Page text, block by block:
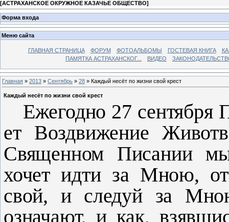
[АСТРАХАНСКОЕ ОКРУЖНОЕ КАЗАЧЬЕ ОБЩЕСТВО]
Форма входа
Меню сайта
ГЛАВНАЯ СТРАНИЦА ФОРУМ ФОТОАЛЬБОМЫ ГОСТЕВАЯ КНИГА
ПАМЯТКА АСТРАХАНСКОГ...
ВИДЕО
Главная » 2013 » Сентябрь » 28 » Каждый несёт по жизни свой крест
Каждый несёт по жизни свой крест
Ежегодно 27 сентября
ет Воздвижение
Свя­щенном Писании
хочет идти за Мною,
свой, и следуй за
означают, и как,